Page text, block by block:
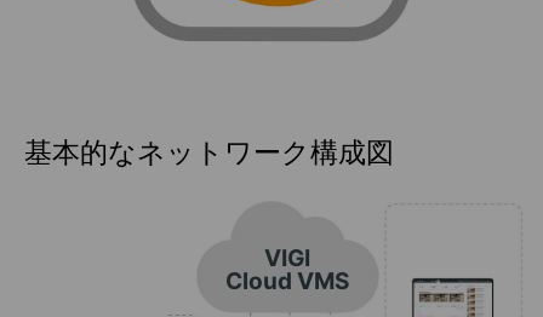
基本的なネットワーク構成図
VIGI
Cloud VMS